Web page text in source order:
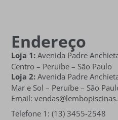
Endereço
Loja 1: Avenida Padre
Centro – Peruíbe – São Paulo
Loja 2: Avenida Padre
Mar e Sol – Peruíbe – São
Email:
Telefone 1: (13) 3455-2548